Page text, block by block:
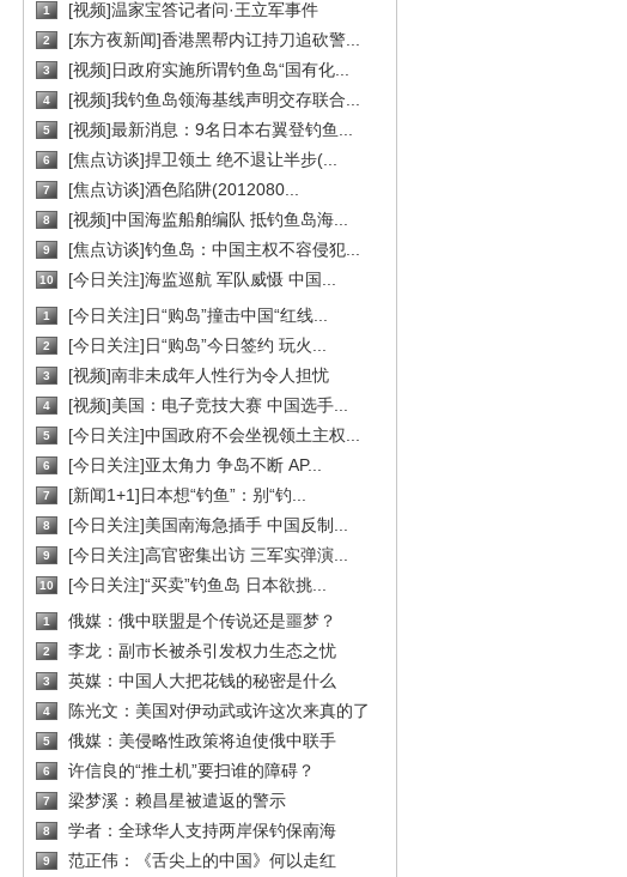
1 [视频]温家宝答记者问·王立军事件
2 [东方夜新闻]香港黑帮内讧持刀追砍警...
3 [视频]日政府实施所谓钓鱼岛“国有化...
4 [视频]我钓鱼岛领海基线声明交存联合...
5 [视频]最新消息：9名日本右翼登钓鱼...
6 [焦点访谈]捍卫领土 绝不退让半步(...
7 [焦点访谈]酒色陷阱(2012080...
8 [视频]中国海监船舶编队 抵钓鱼岛海...
9 [焦点访谈]钓鱼岛：中国主权不容侵犯...
10 [今日关注]海监巡航 军队威慑 中国...
1 [今日关注]日“购岛”撞击中国“红线...
2 [今日关注]日“购岛”今日签约 玩火...
3 [视频]南非未成年人性行为令人担忧
4 [视频]美国：电子竞技大赛 中国选手...
5 [今日关注]中国政府不会坐视领土主权...
6 [今日关注]亚太角力 争岛不断 AP...
7 [新闻1+1]日本想“钓鱼”：别“钓...
8 [今日关注]美国南海急插手 中国反制...
9 [今日关注]高官密集出访 三军实弹演...
10 [今日关注]“买卖”钓鱼岛 日本欲挑...
1 俄媒：俄中联盟是个传说还是噩梦？
2 李龙：副市长被杀引发权力生态之忧
3 英媒：中国人大把花钱的秘密是什么
4 陈光文：美国对伊动武或许这次来真的了
5 俄媒：美侵略性政策将迫使俄中联手
6 许信良的“推土机”要扫谁的障碍？
7 梁梦溪：赖昌星被遣返的警示
8 学者：全球华人支持两岸保钓保南海
9 范正伟：《舌尖上的中国》何以走红